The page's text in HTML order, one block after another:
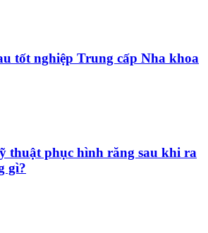
tốt nghiệp Trung cấp Nha khoa
thuật phục hình răng sau khi ra
gì?